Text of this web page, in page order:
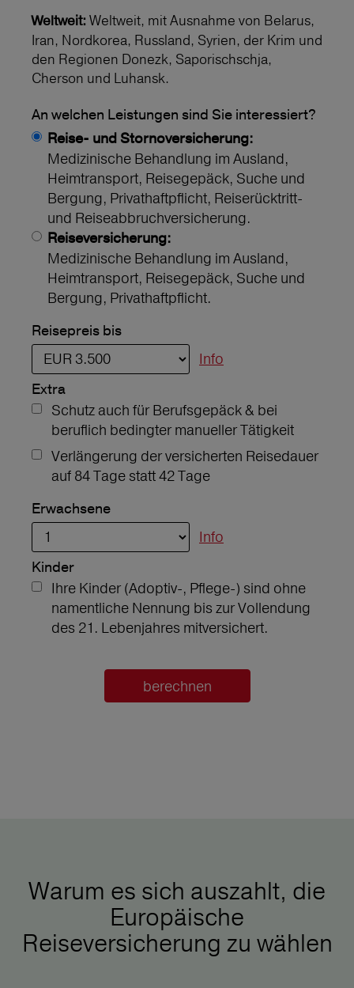
Weltweit: Weltweit, mit Ausnahme von Belarus,
Iran, Nordkorea, Russland, Syrien, der Krim und
den Regionen Donezk, Saporischschja,
Cherson und Luhansk.
An welchen Leistungen sind Sie interessiert?
Reise- und Stornoversicherung:
Medizinische Behandlung im Ausland,
Heimtransport, Reisegepäck, Suche und
Bergung, Privathaftpflicht, Reiserücktritt-
und Reiseabbruchversicherung.
Reiseversicherung:
Medizinische Behandlung im Ausland,
Heimtransport, Reisegepäck, Suche und
Bergung, Privathaftpflicht.
Reisepreis bis
Info
Extra
Schutz auch für Berufsgepäck & bei
beruflich bedingter manueller Tätigkeit
Verlängerung der versicherten Reisedauer
auf 84 Tage statt 42 Tage
Erwachsene
Info
Kinder
Ihre Kinder (Adoptiv-, Pflege-) sind ohne
namentliche Nennung bis zur Vollendung
des 21. Lebenjahres mitversichert.
berechnen
Warum es sich auszahlt, die
Europäische
Reiseversicherung zu wählen